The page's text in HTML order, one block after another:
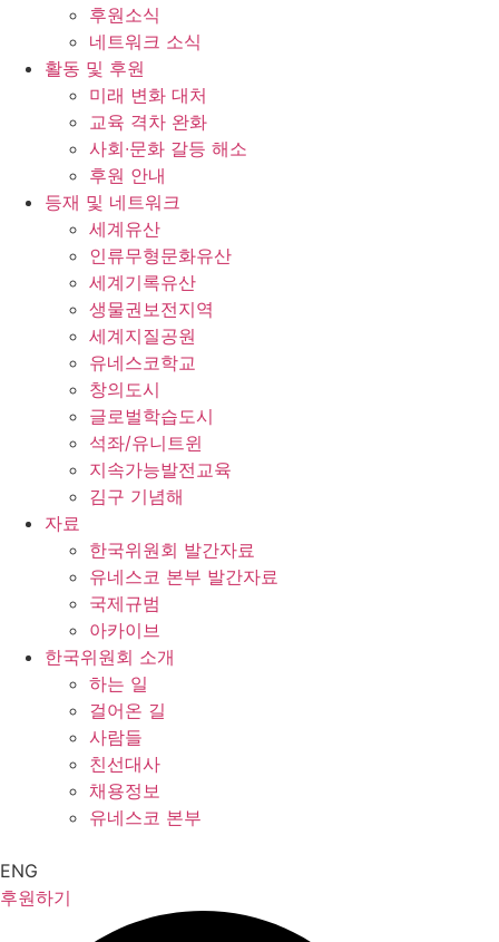
후원소식
네트워크 소식
활동 및 후원
미래 변화 대처
교육 격차 완화
사회∙문화 갈등 해소
후원 안내
등재 및 네트워크
세계유산
인류무형문화유산
세계기록유산
생물권보전지역
세계지질공원
유네스코학교
창의도시
글로벌학습도시
석좌/유니트윈
지속가능발전교육
김구 기념해
자료
한국위원회 발간자료
유네스코 본부 발간자료
국제규범
아카이브
한국위원회 소개
하는 일
걸어온 길
사람들
친선대사
채용정보
유네스코 본부
ENG
후원하기